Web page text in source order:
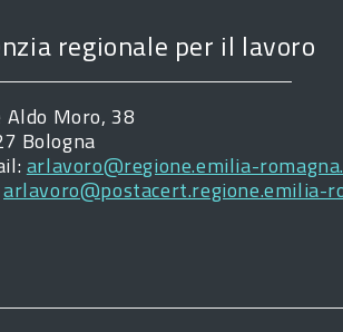
regionale per il lavoro
Aldo Moro, 38
Bologna
arlavoro@regione.emilia-
arlavoro@postacert.regione.emilia-